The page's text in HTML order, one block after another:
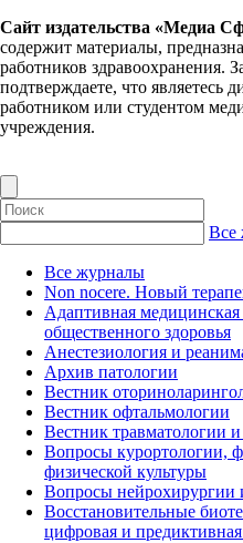
Сайт издательства «Медиа
содержит материалы,
работников здравоохранения.
подтверждаете, что
работником или студентом
учреждения.
Все
Все журналы
Non nocere. Новый
Адаптивная
общественного здоровья
Анестезиология и
Архив патологии
Вестник
Вестник офтальмологии
Вестник травматологии
Вопросы курортологии,
физической культуры
Вопросы
Восстановительные
цифровая и